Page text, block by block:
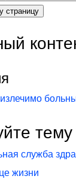
страницу
тему
служба
жизни